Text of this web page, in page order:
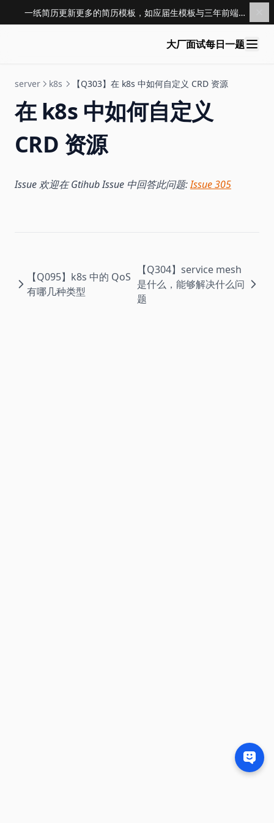
一纸简历更新更多的简历模板，如应届生模板与三年前端模板，点击查看 →
大厂面试每日一题
server k8s 【Q303】在 k8s 中如何自定义 CRD 资源
在 k8s 中如何自定义
CRD 资源
Issue 欢迎在 Gtihub Issue 中回答此问题:Issue 305
【Q095】k8s 中的 QoS
有哪几种类型
【Q304】service mesh
是什么，能够解决什么问
题